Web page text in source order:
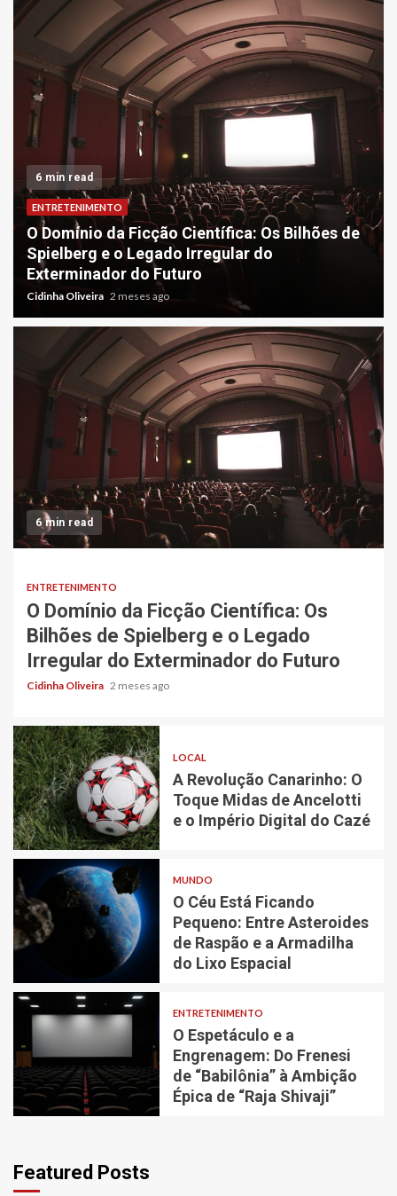
6 min read
ENTRETENIMENTO
O Domínio da Ficção Científica: Os Bilhões de
Spielberg e o Legado Irregular do
Exterminador do Futuro
Cidinha Oliveira 2 meses ago
6 min read
ENTRETENIMENTO
O Domínio da Ficção Científica: Os
Bilhões de Spielberg e o Legado
Irregular do Exterminador do Futuro
Cidinha Oliveira 2 meses ago
LOCAL
A Revolução Canarinho: O
Toque Midas de Ancelotti
e o Império Digital do Cazé
MUNDO
O Céu Está Ficando
Pequeno: Entre Asteroides
de Raspão e a Armadilha
do Lixo Espacial
ENTRETENIMENTO
O Espetáculo e a
Engrenagem: Do Frenesi
de “Babilônia” à Ambição
Épica de “Raja Shivaji”
Featured Posts